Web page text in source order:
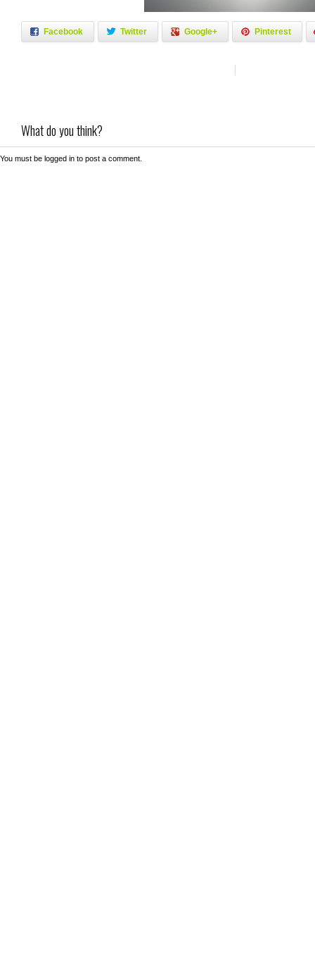
Facebook Twitter Google+ Pinterest
What do you think?
You must be logged in to post a comment.